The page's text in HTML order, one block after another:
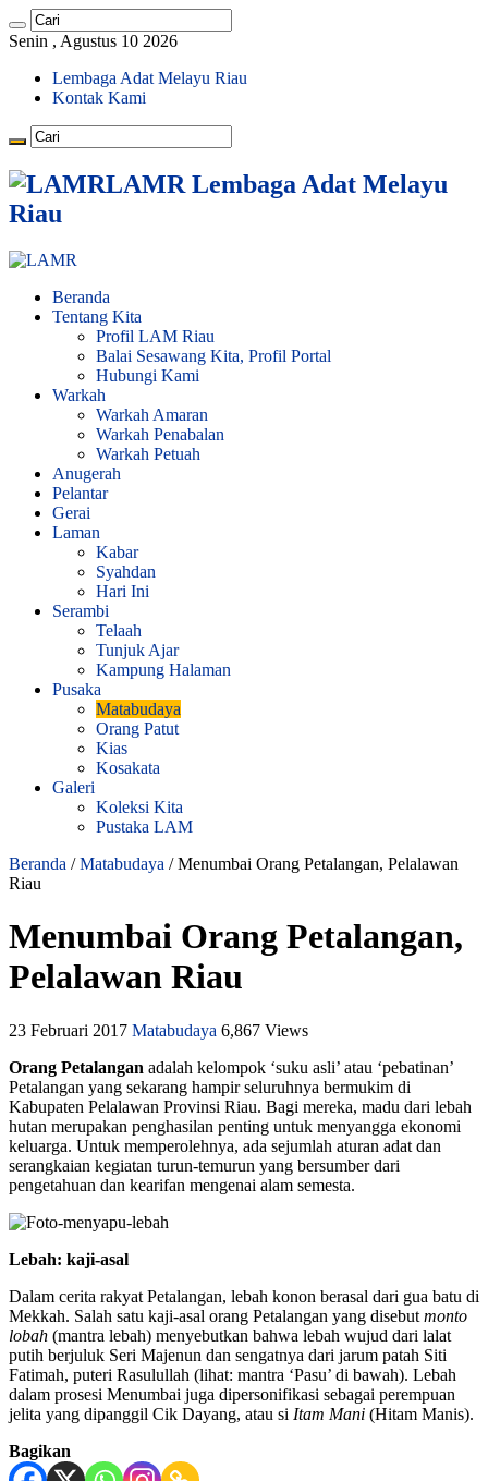
Senin , Agustus 10 2026
Lembaga Adat Melayu Riau
Kontak Kami
LAMR Lembaga Adat Melayu
Riau
Beranda
Tentang Kita
Profil LAM Riau
Balai Sesawang Kita, Profil Portal
Hubungi Kami
Warkah
Warkah Amaran
Warkah Penabalan
Warkah Petuah
Anugerah
Pelantar
Gerai
Laman
Kabar
Syahdan
Hari Ini
Serambi
Telaah
Tunjuk Ajar
Kampung Halaman
Pusaka
Matabudaya
Orang Patut
Kias
Kosakata
Galeri
Koleksi Kita
Pustaka LAM
Beranda / Matabudaya / Menumbai Orang Petalangan, Pelalawan
Riau
Menumbai Orang Petalangan,
Pelalawan Riau
23 Februari 2017 Matabudaya 6,867 Views
Orang Petalangan adalah kelompok ‘suku asli’ atau ‘pebatinan’
Petalangan yang sekarang hampir seluruhnya bermukim di
Kabupaten Pelalawan Provinsi Riau. Bagi mereka, madu dari lebah
hutan merupakan penghasilan penting untuk menyangga ekonomi
keluarga. Untuk memperolehnya, ada sejumlah aturan adat dan
serangkaian kegiatan turun-temurun yang bersumber dari
pengetahuan dan kearifan mengenai alam semesta.
Lebah: kaji-asal
Dalam cerita rakyat Petalangan, lebah konon berasal dari gua batu di
Mekkah. Salah satu kaji-asal orang Petalangan yang disebut monto
lobah (mantra lebah) menyebutkan bahwa lebah wujud dari lalat
putih berjuluk Seri Majenun dan sengatnya dari jarum patah Siti
Fatimah, puteri Rasulullah (lihat: mantra ‘Pasu’ di bawah). Lebah
dalam prosesi Menumbai juga dipersonifikasi sebagai perempuan
jelita yang dipanggil Cik Dayang, atau si Itam Mani (Hitam Manis).
Bagikan